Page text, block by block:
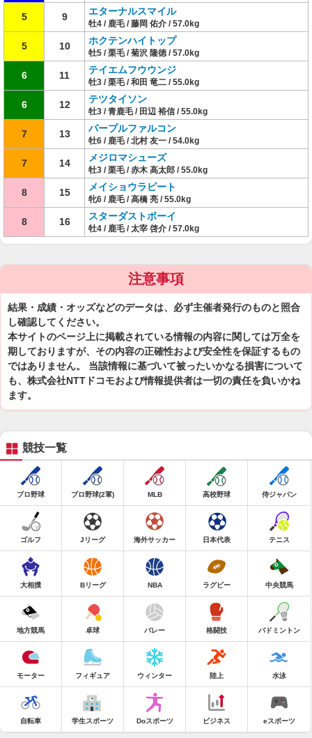
5 9 エターナルスマイル
牡4 / 鹿毛 / 藤岡 佑介 / 57.0kg
5 10 ホクテンハイトップ
牡5 / 栗毛 / 菊沢 隆徳 / 57.0kg
6 11 テイエムフウウンジ
牡3 / 栗毛 / 和田 竜二 / 55.0kg
6 12 テツタイソン
牡3 / 青鹿毛 / 田辺 裕信 / 55.0kg
7 13 パープルファルコン
牡6 / 鹿毛 / 北村 友一 / 54.0kg
7 14 メジロマシューズ
牡3 / 栗毛 / 赤木 高太郎 / 55.0kg
8 15 メイショウラピート
牝6 / 鹿毛 / 高橋 亮 / 55.0kg
8 16 スターダストボーイ
牡4 / 鹿毛 / 太宰 啓介 / 57.0kg
注意事項
結果・成績・オッズなどのデータは、必ず主催者発行のものと照合
し確認してください。
本サイトのページ上に掲載されている情報の内容に関しては万全を
期しておりますが、その内容の正確性および安全性を保証するもの
ではありません。 当該情報に基づいて被ったいかなる損害について
も、株式会社NTTドコモおよび情報提供者は一切の責任を負いかね
ます。
競技一覧
プロ野球 プロ野球(2軍) MLB 高校野球 侍ジャパン
ゴルフ Jリーグ 海外サッカー 日本代表 テニス
大相撲 Bリーグ NBA ラグビー 中央競馬
地方競馬 卓球 バレー 格闘技 バドミントン
モーター フィギュア ウィンター 陸上 水泳
自転車 学生スポーツ Doスポーツ ビジネス eスポーツ